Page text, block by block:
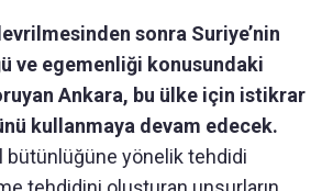
sonra Suriye’nin
ve egemenliği konusundaki
Ankara, bu ülke için istikrar
kullanmaya devam edecek.
bütünlüğüne yönelik tehdidi